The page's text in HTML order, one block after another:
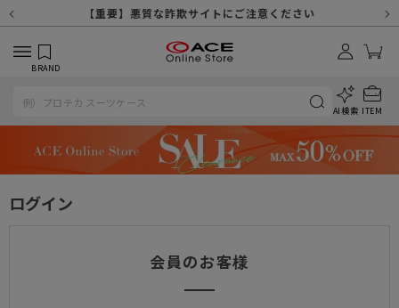
【重要】令和８年熊本地震に伴う配送への影響について
【重要】納品書・領収書ペーパーレス化（電子化）のお知らせ
【重要】天候不良や交通状況・物量増等に伴う配送への影響について
【重要】悪質な詐欺サイトにご注意ください
【重要】各種メールが届かない場合に関しまして
【重要】お問い合わせのご対応に関しまして
【重要】SNSのなりすまし詐欺にご注意ください
BRAND
AI検索 ITEM
ログイン
会員のお客様